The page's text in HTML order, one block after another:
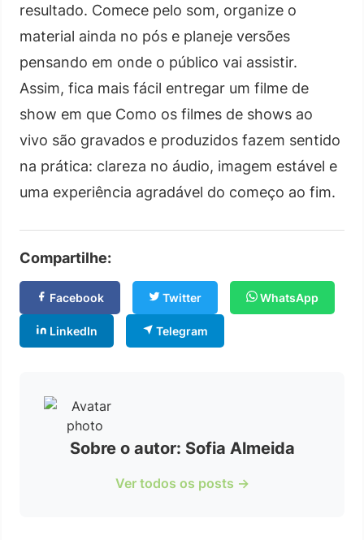
resultado. Comece pelo som, organize o
material ainda no pós e planeje versões
pensando em onde o público vai assistir.
Assim, fica mais fácil entregar um filme de
show em que Como os filmes de shows ao
vivo são gravados e produzidos fazem sentido
na prática: clareza no áudio, imagem estável e
uma experiência agradável do começo ao fim.
Compartilhe:
Facebook Twitter WhatsApp
LinkedIn Telegram
Sobre o autor: Sofia Almeida
Ver todos os posts →